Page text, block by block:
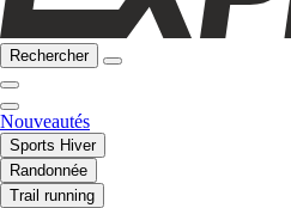
Rechercher
Nouveautés
Sports Hiver
Randonnée
Trail running